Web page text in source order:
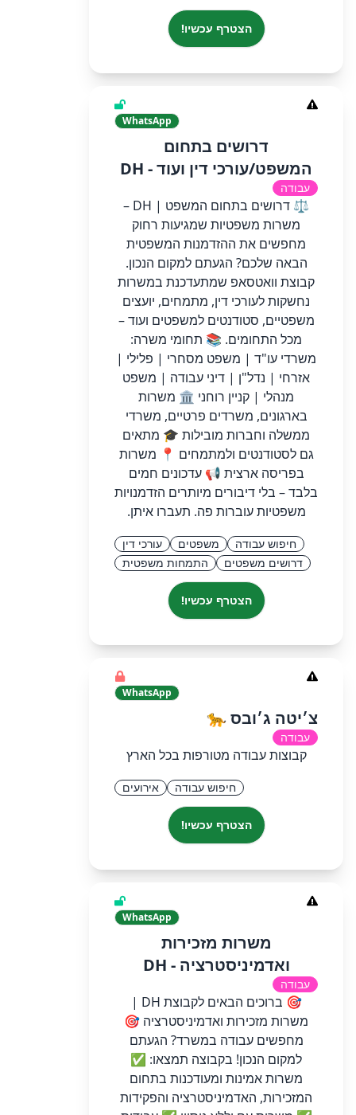
הצטרף עכשיו!
WhatsApp
דרושים בתחום
המשפט/עורכי דין ועוד - DH
עבודה
⚖️ דרושים בתחום המשפט | DH –
משרות משפטיות שמגיעות רחוק
מחפשים את ההזדמנות המשפטית
הבאה שלכם? הגעתם למקום הנכון.
קבוצת וואטסאפ שמתעדכנת במשרות
נחשקות לעורכי דין, מתמחים, יועצים
משפטיים, סטודנטים למשפטים ועוד –
מכל התחומים. 📚 תחומי משרה:
משרדי עו"ד | משפט מסחרי | פלילי |
אזרחי | נדל"ן | דיני עבודה | משפט
מנהלי | קניין רוחני 🏛️ משרות
בארגונים, משרדים פרטיים, משרדי
ממשלה וחברות מובילות 🎓 מתאים
גם לסטודנטים ולמתמחים 📍 משרות
בפריסה ארצית 📢 עדכונים חמים
בלבד – בלי דיבורים מיותרים הזדמנויות
משפטיות עוברות פה. תעברו איתן.
חיפוש עבודה משפטים
עורכי דין
דרושים משפטים
התמחות משפטית
הצטרף עכשיו!
WhatsApp
‏צ׳יטה ג׳ובס 🐆
עבודה
קבוצות עבודה מטורפות בכל הארץ
חיפוש עבודה אירועים
הצטרף עכשיו!
WhatsApp
משרות מזכירות
ואדמיניסטרציה - DH
עבודה
🎯 ברוכים הבאים לקבוצת DH |
משרות מזכירות ואדמיניסטרציה 🎯
מחפשים עבודה במשרד? הגעתם
למקום הנכון! בקבוצה תמצאו: ✅
משרות אמינות ומעודכנות בתחום
המזכירות, האדמיניסטרציה והפקידות